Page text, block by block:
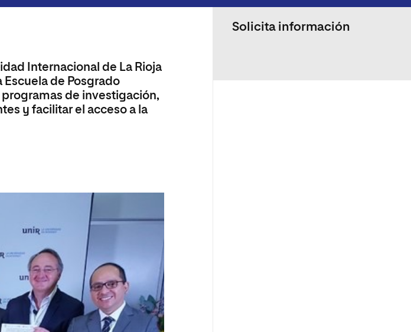
Internacional de La Rioja
Escuela de Posgrado
de investigación,
y facilitar el acceso a la
Solicita información